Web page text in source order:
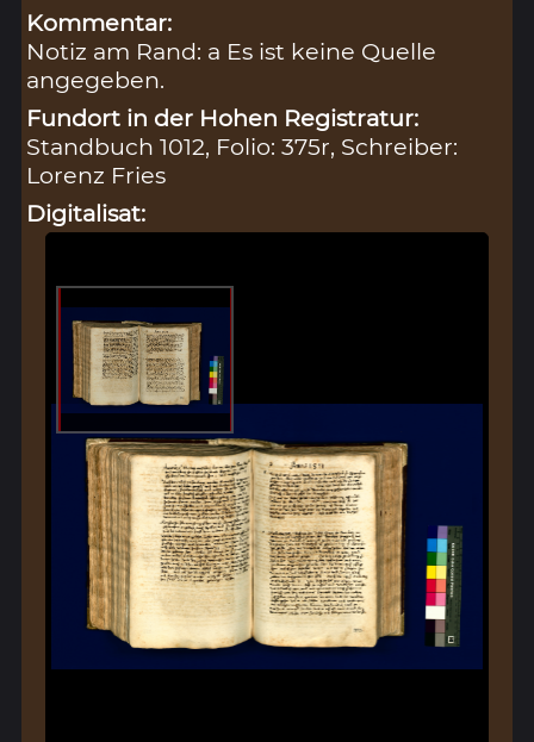
Kommentar:
Notiz am Rand: a Es ist keine Quelle
angegeben.
Fundort in der Hohen Registratur:
Standbuch 1012, Folio: 375r, Schreiber:
Lorenz Fries
Digitalisat: